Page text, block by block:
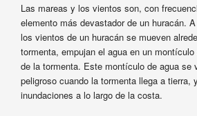
Las mareas y los vientos son, con
elemento más devastador de un huracán.
los vientos de un huracán se mueven
tormenta, empujan el agua en un
de la tormenta. Este montículo de agua se
peligroso cuando la tormenta llega a tierra,
inundaciones a lo largo de la costa.